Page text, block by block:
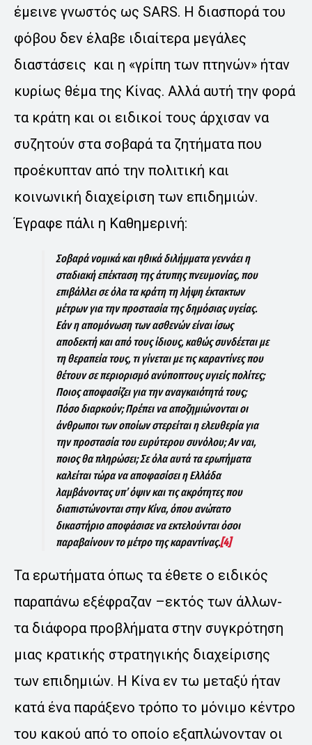
έμεινε γνωστός ως SARS. Η διασπορά του
φόβου δεν έλαβε ιδιαίτερα μεγάλες
διαστάσεις και η «γρίπη των πτηνών» ήταν
κυρίως θέμα της Κίνας. Αλλά αυτή την φορά
τα κράτη και οι ειδικοί τους άρχισαν να
συζητούν στα σοβαρά τα ζητήματα που
προέκυπταν από την πολιτική και
κοινωνική διαχείριση των επιδημιών.
Έγραφε πάλι η Καθημερινή:
Σοβαρά νομικά και ηθικά διλήμματα γεννάει η
σταδιακή επέκταση της άτυπης πνευμονίας, που
επιβάλλει σε όλα τα κράτη τη λήψη έκτακτων
μέτρων για την προστασία της δημόσιας υγείας.
Εάν η απομόνωση των ασθενών είναι ίσως
αποδεκτή και από τους ίδιους, καθώς συνδέεται με
τη θεραπεία τους, τι γίνεται με τις καραντίνες που
θέτουν σε περιορισμό ανύποπτους υγιείς πολίτες;
Ποιος αποφασίζει για την αναγκαιότητά τους;
Πόσο διαρκούν; Πρέπει να αποζημιώνονται οι
άνθρωποι των οποίων στερείται η ελευθερία για
την προστασία του ευρύτερου συνόλου; Αν ναι,
ποιος θα πληρώσει; Σε όλα αυτά τα ερωτήματα
καλείται τώρα να αποφασίσει η Ελλάδα
λαμβάνοντας υπ’ όψιν και τις ακρότητες που
διαπιστώνονται στην Κίνα, όπου ανώτατο
δικαστήριο αποφάσισε να εκτελούνται όσοι
παραβαίνουν το μέτρο της καραντίνας.[4]
Τα ερωτήματα όπως τα έθετε ο ειδικός
παραπάνω εξέφραζαν –εκτός των άλλων-
τα διάφορα προβλήματα στην συγκρότηση
μιας κρατικής στρατηγικής διαχείρισης
των επιδημιών. Η Κίνα εν τω μεταξύ ήταν
κατά ένα παράξενο τρόπο το μόνιμο κέντρο
του κακού από το οποίο εξαπλώνονταν οι